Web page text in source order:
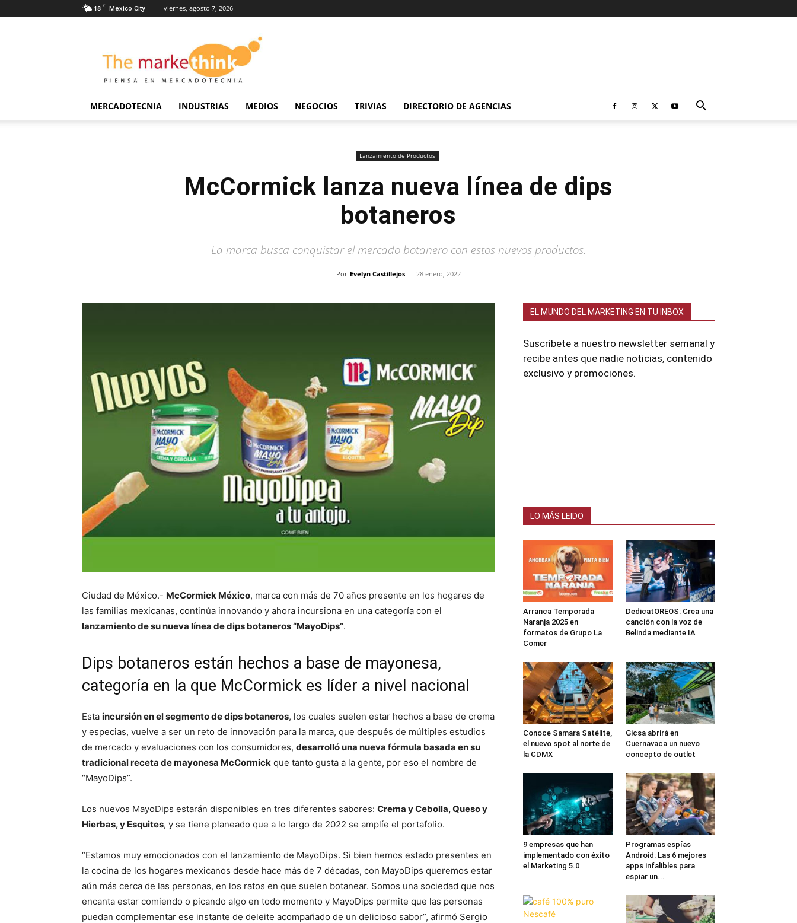
18 C Mexico City viernes, agosto 7, 2026
Markethink
MERCADOTECNIA INDUSTRIAS MEDIOS NEGOCIOS TRIVIAS DIRECTORIO DE AGENCIAS
Lanzamiento de Productos
McCormick lanza nueva línea de dips
botaneros
La marca busca conquistar el mercado botanero con estos nuevos productos.
Por Evelyn Castillejos - 28 enero, 2022
Ciudad de México.- McCormick México, marca con más de 70 años presente en los hogares de
las familias mexicanas, continúa innovando y ahora incursiona en una categoría con el
lanzamiento de su nueva línea de dips botaneros “MayoDips”.
Dips botaneros están hechos a base de mayonesa,
categoría en la que McCormick es líder a nivel nacional
Esta incursión en el segmento de dips botaneros, los cuales suelen estar hechos a base de crema
y especias, vuelve a ser un reto de innovación para la marca, que después de múltiples estudios
de mercado y evaluaciones con los consumidores, desarrolló una nueva fórmula basada en su
tradicional receta de mayonesa McCormick que tanto gusta a la gente, por eso el nombre de
“MayoDips”.
Los nuevos MayoDips estarán disponibles en tres diferentes sabores: Crema y Cebolla, Queso y
Hierbas, y Esquites, y se tiene planeado que a lo largo de 2022 se amplíe el portafolio.
“Estamos muy emocionados con el lanzamiento de MayoDips. Si bien hemos estado presentes en
la cocina de los hogares mexicanos desde hace más de 7 décadas, con MayoDips queremos estar
aún más cerca de las personas, en los ratos en que suelen botanear. Somos una sociedad que nos
encanta estar comiendo o picando algo en todo momento y MayoDips permite que las personas
puedan complementar ese instante de deleite acompañado de un delicioso sabor”, afirmó Sergio
EL MUNDO DEL MARKETING EN TU INBOX
Suscríbete a nuestro newsletter semanal y
recibe antes que nadie noticias, contenido
exclusivo y promociones.
LO MÁS LEIDO
Arranca Temporada
Naranja 2025 en
formatos de Grupo La
Comer
DedicatOREOS: Crea una
canción con la voz de
Belinda mediante IA
Conoce Samara Satélite,
el nuevo spot al norte de
la CDMX
Gicsa abrirá en
Cuernavaca un nuevo
concepto de outlet
9 empresas que han
implementado con éxito
el Marketing 5.0
Programas espías
Android: Las 6 mejores
apps infalibles para
espiar un...